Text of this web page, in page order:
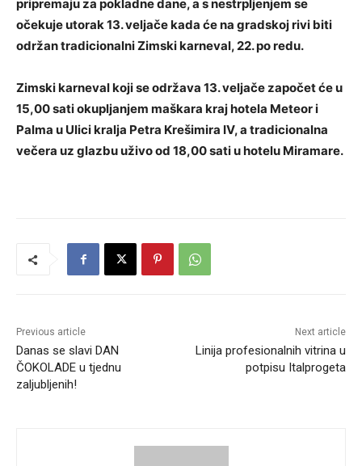
pripremaju za pokladne dane, a s nestrpljenjem se
očekuje utorak 13. veljače kada će na gradskoj rivi biti
održan tradicionalni Zimski karneval, 22. po redu.
Zimski karneval koji se održava 13. veljače započet će u
15,00 sati okupljanjem maškara kraj hotela Meteor i
Palma u Ulici kralja Petra Krešimira IV, a tradicionalna
večera uz glazbu uživo od 18,00 sati u hotelu Miramare.
Previous article
Danas se slavi DAN
ČOKOLADE u tjednu
zaljubljenih!
Next article
Linija profesionalnih vitrina u
potpisu Italprogeta